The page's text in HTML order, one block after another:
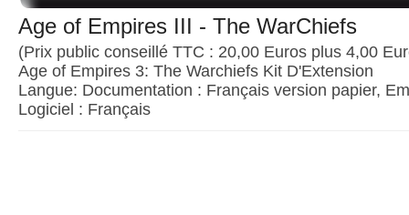
Age of Empires III - The WarChiefs
(Prix public conseillé TTC : 20,00 Euros plus 4,00
Age of Empires 3: The Warchiefs Kit D'Extension
Langue: Documentation : Français version papier,
Logiciel : Français